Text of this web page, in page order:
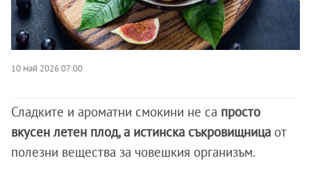
10 май 2026 07:00
Сладките и ароматни смокини не са просто
вкусен летен плод, а истинска съкровищница от
полезни вещества за човешкия организъм.